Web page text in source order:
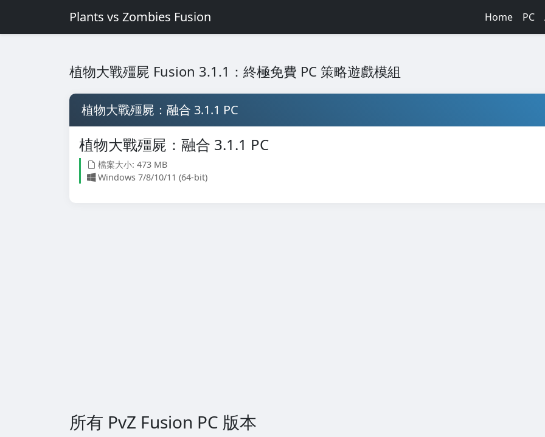
Plants vs Zombies Fusion Home PC
植物大戰殭屍 Fusion 3.1.1：終極免費 PC 策略遊戲模組
植物大戰殭屍：融合 3.1.1 PC
植物大戰殭屍：融合 3.1.1 PC
檔案大小: 473 MB
Windows 7/8/10/11 (64-bit)
所有 PvZ Fusion PC 版本